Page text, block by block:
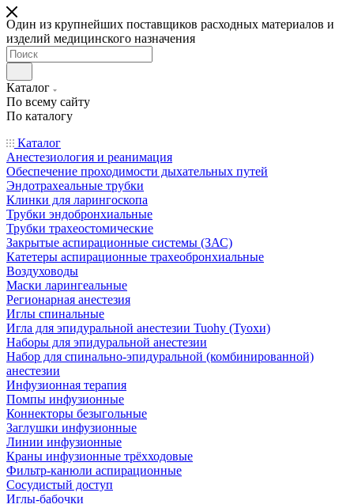
Один из крупнейших поставщиков расходных материалов и
изделий медицинского назначения
Каталог
По всему сайту
По каталогу
Каталог
Анестезиология и реанимация
Обеспечение проходимости дыхательных путей
Эндотрахеальные трубки
Клинки для ларингоскопа
Трубки эндобронхиальные
Трубки трахеостомические
Закрытые аспирационные системы (ЗАС)
Катетеры аспирационные трахеобронхиальные
Воздуховоды
Маски ларингеальные
Регионарная анестезия
Иглы спинальные
Игла для эпидуральной анестезии Tuohy (Туохи)
Наборы для эпидуральной анестезии
Набор для спинально-эпидуральной (комбинированной)
анестезии
Инфузионная терапия
Помпы инфузионные
Коннекторы безыгольные
Заглушки инфузионные
Линии инфузионные
Краны инфузионные трёхходовые
Фильтр-канюли аспирационные
Сосудистый доступ
Иглы-бабочки